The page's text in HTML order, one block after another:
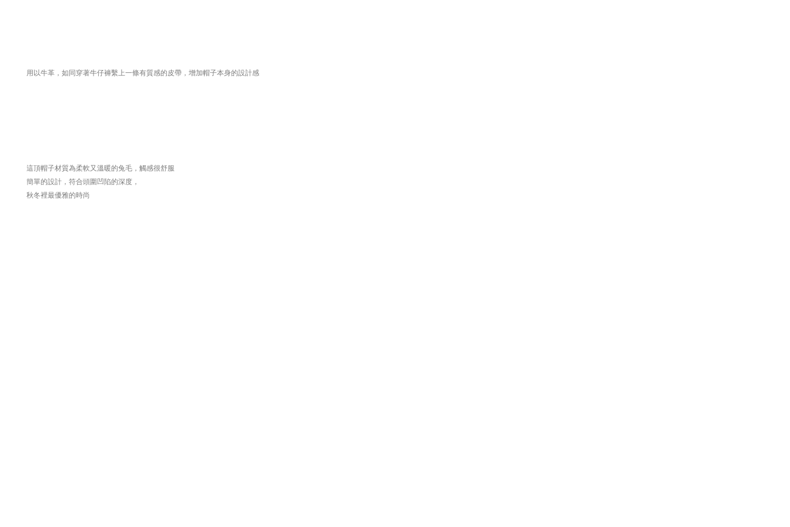
用以牛革，如同穿著牛仔褲繫上一條有質感的皮帶，增加帽子本身的設計感
這頂帽子材質為柔軟又溫暖的兔毛，觸感很舒服
簡單的設計，符合頭圍凹陷的深度，
秋冬裡最優雅的時尚